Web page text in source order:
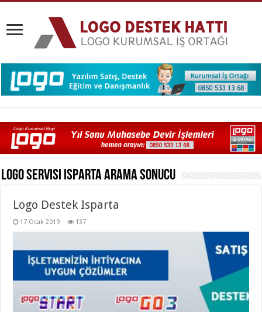
Logo Servisi IspartaArama Sonucu
Logo Destek Isparta
17 Ocak 2019 137